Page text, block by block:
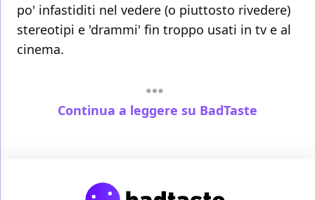
po' infastiditi nel vedere (o piuttosto rivedere)
stereotipi e 'drammi' fin troppo usati in tv e al
cinema.
Continua a leggere su BadTaste